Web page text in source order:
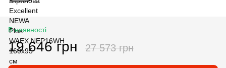
В наявності
19 646 грн 27 573 грн